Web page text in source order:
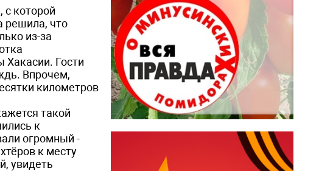
которой
решила, что
из-за
Гости
Впрочем,
километров
такой
к
огромный
к месту
увидеть